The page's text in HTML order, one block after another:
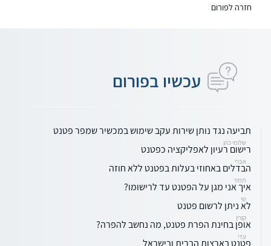
חזרה לפורום
עכשיו בפורום
תביעה נגד נותן שירות עקב שימוש במכשיר שמפר פטנט
שלומי כהן
רישום רעיון לאפליקציה כפטנט
אברי
הבדלים באחוזי בעלות בפטנט ללא חוזה
תמיר
איך אני מגן על הפטנט עד לרישומו?
שי
לא ניתן לרשום פטנט
קורין
אופן בחינת הפרת פטנט, מה נחשב להפרה?
עדי
פטנט בארצות הברית ובישראל